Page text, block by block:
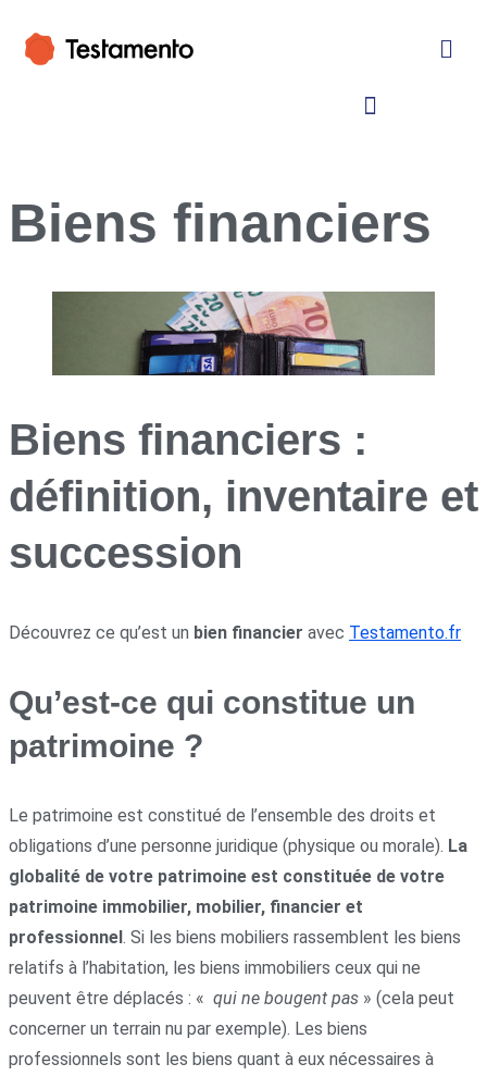
Biens financiers
Biens financiers :
définition, inventaire et
succession
Découvrez ce qu’est un bien financier avec Testamento.fr
Qu’est-ce qui constitue un
patrimoine ?
Le patrimoine est constitué de l’ensemble des droits et
obligations d’une personne juridique (physique ou morale). La
globalité de votre patrimoine est constituée de votre
patrimoine immobilier, mobilier, financier et
professionnel. Si les biens mobiliers rassemblent les biens
relatifs à l’habitation, les biens immobiliers ceux qui ne
peuvent être déplacés : « qui ne bougent pas » (cela peut
concerner un terrain nu par exemple). Les biens
professionnels sont les biens quant à eux nécessaires à